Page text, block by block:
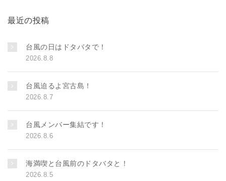
最近の投稿
台風の日はドタバタで！
2026.8.8
台風迫るよ宮古島！
2026.8.7
台風メンバー集結です！
2026.8.6
海満喫と台風前のドタバタと！
2026.8.5